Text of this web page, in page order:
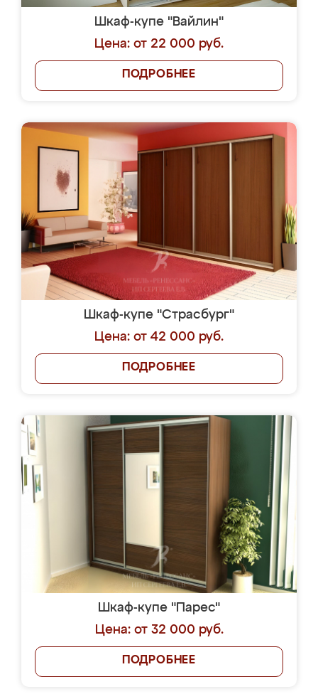
Шкаф-купе "Вайлин"
Цена: от 22 000 руб.
ПОДРОБНЕЕ
Шкаф-купе "Страсбург"
Цена: от 42 000 руб.
ПОДРОБНЕЕ
Шкаф-купе "Парес"
Цена: от 32 000 руб.
ПОДРОБНЕЕ